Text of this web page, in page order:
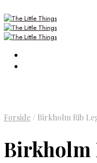
Forside / Birkholm Rib
Birkholm